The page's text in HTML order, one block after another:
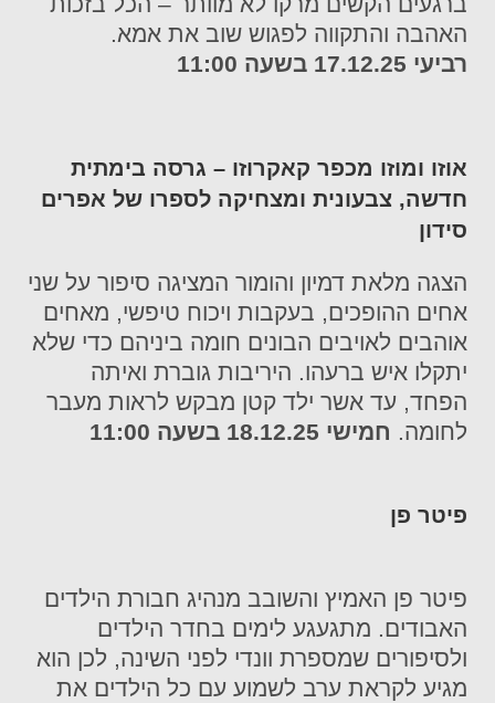
האהבה והתקווה לפגוש שוב את אמא.
רביעי 17.12.25 בשעה 11:00
אוזו ומוזו מכפר קאקרוזו – גרסה בימתית
חדשה, צבעונית ומצחיקה לספרו של אפרים
סידון
הצגה מלאת דמיון והומור המציגה סיפור על שני
אחים ההופכים, בעקבות ויכוח טיפשי, מאחים
אוהבים לאויבים הבונים חומה ביניהם כדי שלא
יתקלו איש ברעהו. היריבות גוברת ואיתה
הפחד, עד אשר ילד קטן מבקש לראות מעבר
לחומה. חמישי 18.12.25 בשעה 11:00
פיטר פן
פיטר פן האמיץ והשובב מנהיג חבורת הילדים
האבודים. מתגעגע לימים בחדר הילדים
ולסיפורים שמספרת וונדי לפני השינה, לכן הוא
מגיע לקראת ערב לשמוע עם כל הילדים את